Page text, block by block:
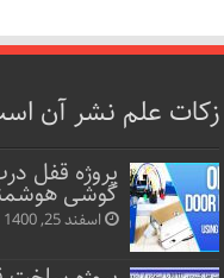
زکات علم نشر آن
گوشی
اسفند 25, 1400